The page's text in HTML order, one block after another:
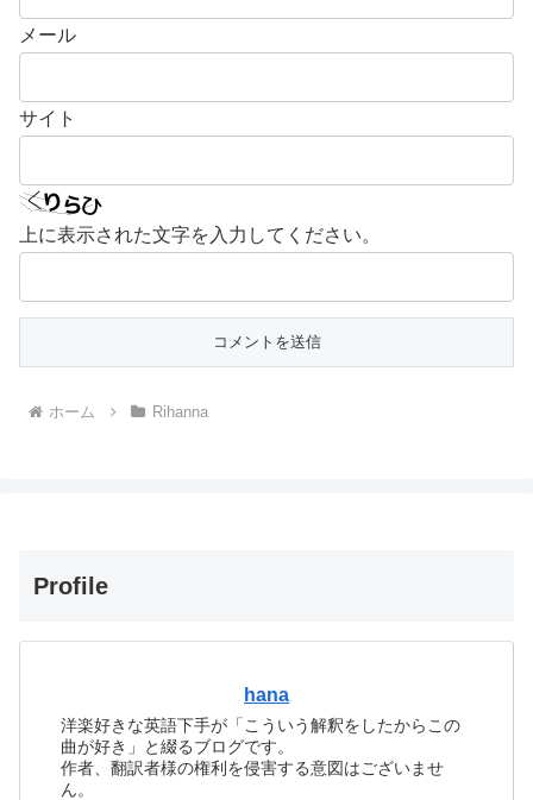
メール
サイト
上に表示された文字を入力してください。
ホーム Rihanna
Profile
hana
洋楽好きな英語下手が「こういう解釈をしたからこの
曲が好き」と綴るブログです。
作者、翻訳者様の権利を侵害する意図はございませ
ん。